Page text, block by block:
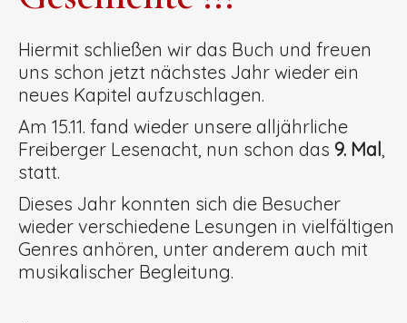
Hiermit schließen wir das Buch und freuen
uns schon jetzt nächstes Jahr wieder ein
neues Kapitel aufzuschlagen.
Am 15.11. fand wieder unsere alljährliche
Freiberger Lesenacht, nun schon das 9. Mal,
statt.
Dieses Jahr konnten sich die Besucher
wieder verschiedene Lesungen in vielfältigen
Genres anhören, unter anderem auch mit
musikalischer Begleitung.